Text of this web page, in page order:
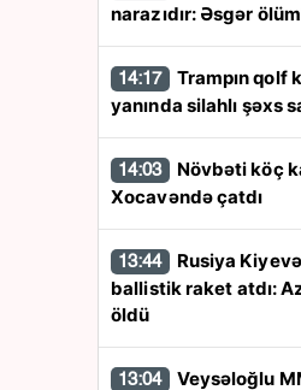
narazıdır: Əsgər
14:17
yanında silahlı şəxs
14:03
Xocavəndə çatdı
13:44
ballistik raket atdı:
öldü
13:04